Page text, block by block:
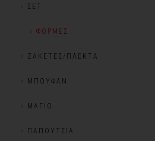
ΣΕΤ
ΦΌΡΜΕΣ
ΖΑΚΈΤΕΣ/ΠΛΕΚΤΆ
ΜΠΟΥΦΆΝ
ΜΑΓΙΌ
ΠΑΠΟΎΤΣΙΑ